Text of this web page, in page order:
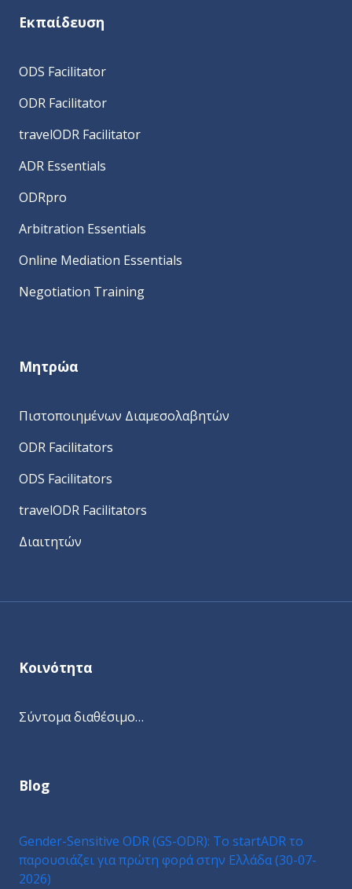
Εκπαίδευση
ODS Facilitator
ODR Facilitator
travelODR Facilitator
ADR Essentials
ODRpro
Arbitration Essentials
Online Mediation Essentials
Negotiation Training
Μητρώα
Πιστοποιημένων Διαμεσολαβητών
ODR Facilitators
ODS Facilitators
travelODR Facilitators
Διαιτητών
Κοινότητα
Σύντομα διαθέσιμο…
Blog
Gender-Sensitive ODR (GS-ODR): Το startADR το
παρουσιάζει για πρώτη φορά στην Ελλάδα (30-07-
2026)